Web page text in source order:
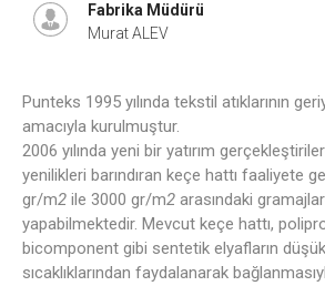
Punteks 1995 yılında tekstil atıklarının
amacıyla kurulmuştur.
2006 yılında yeni bir yatırım
yenilikleri barındıran keçe hattı faaliyete
gr/m2 ile 3000 gr/m2 arasındaki
yapabilmektedir. Mevcut keçe hattı,
bicomponent gibi sentetik elyafların
sıcaklıklarından faydalanarak
Fabrika Müdürü
Murat ALEV